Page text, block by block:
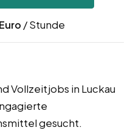
Euro / Stunde
Vollzeitjobs in Luckau
gesucht.